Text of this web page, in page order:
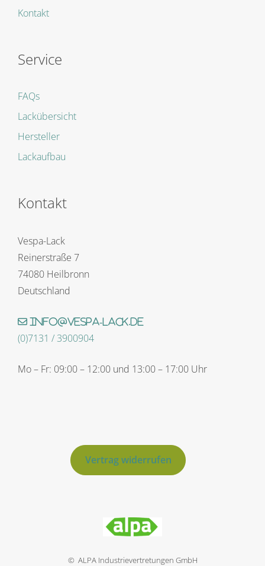
Kontakt
Service
FAQs
Lackübersicht
Hersteller
Lackaufbau
Kontakt
Vespa-Lack
Reinerstraße 7
74080 Heilbronn
Deutschland
info@vespa-lack.de
(0)7131 / 3900904
Mo – Fr: 09:00 – 12:00 und 13:00 – 17:00 Uhr
Vertrag widerrufen
© ALPA Industrievertretungen GmbH